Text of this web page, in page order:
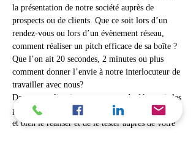
la présentation de notre société auprès de
prospects ou de clients. Que ce soit lors d’un
rendez-vous ou lors d’un évènement réseau,
comment réaliser un pitch efficace de sa boîte ?
Que l’on ait 20 secondes, 2 minutes ou plus
comment donner l’envie à notre interlocuteur de
Dans cet atelier, je vous propose de découvrir les
principes de base pour bien préparer votre pitch
et bien le réaliser et de le tester auprès de votre